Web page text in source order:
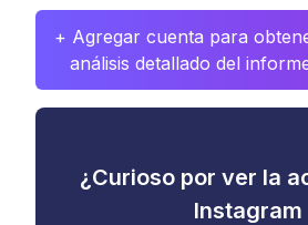
+ Agregar cuenta para
análisis detallado del
¿Curioso por ver la
Instagram